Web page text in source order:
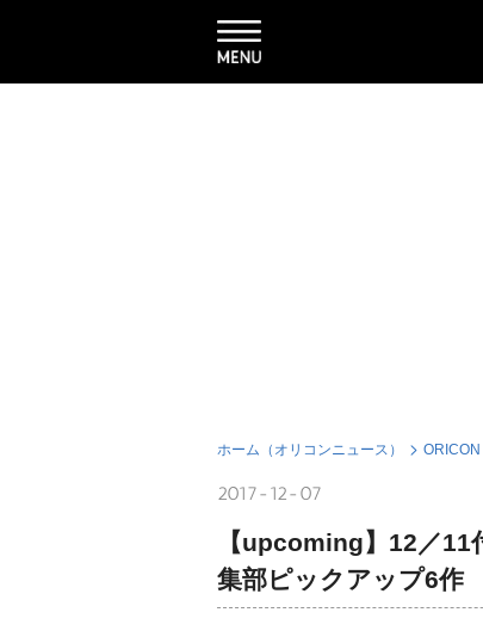
ホーム（オリコンニュース）
2017-12-07
【upcoming】12／
集部ピックアップ6作